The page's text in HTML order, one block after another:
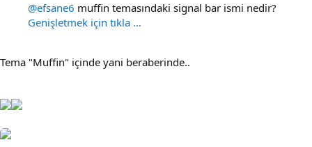
@efsane6 muffin temasındaki signal bar ismi nedir?
Genişletmek için tıkla ...
Tema "Muffin" içinde yani beraberinde..